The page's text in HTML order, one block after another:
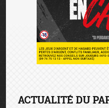
ACTUALITÉ DU